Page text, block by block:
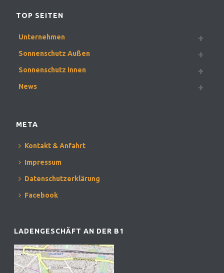
TOP SEITEN
Unternehmen
Sonnenschutz Außen
Sonnenschutz Innen
News
META
Kontakt & Anfahrt
Impressum
Datenschutzerklärung
Facebook
LADENGESCHÄFT AN DER B1